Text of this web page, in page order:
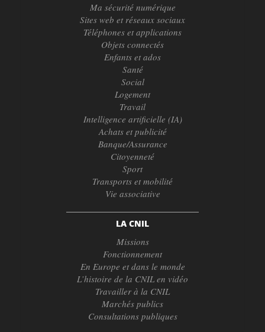
Ma sécurité numérique
Sites web et réseaux sociaux
Téléphones et applications
Objets connectés
Enfants et ados
Santé
Social
Logement
Travail
Intelligence artificielle (IA)
Achats et publicité
Banque/Assurance
Citoyenneté
Sport
Transports et mobilité
Vie associative
LA CNIL
Missions
Fonctionnement
En Europe et dans le monde
L’histoire de la CNIL en vidéo
Travailler à la CNIL
Marchés publics
Consultations publiques